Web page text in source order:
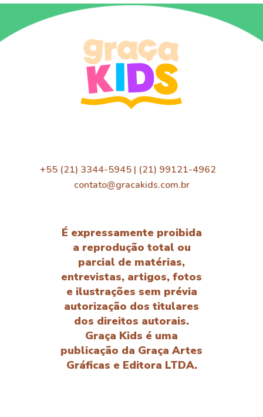
+55 (21) 3344-5945 | (21) 99121-4962
contato@gracakids.com.br
É expressamente proibida
a reprodução total ou
parcial de matérias,
entrevistas, artigos, fotos
e ilustrações sem prévia
autorização dos titulares
dos direitos autorais.
Graça Kids é uma
publicação da Graça Artes
Gráficas e Editora LTDA.